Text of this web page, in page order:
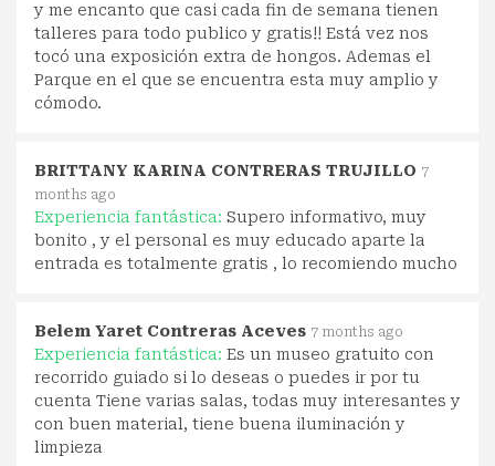
y me encanto que casi cada fin de semana tienen
talleres para todo publico y gratis!! Está vez nos
tocó una exposición extra de hongos. Ademas el
Parque en el que se encuentra esta muy amplio y
cómodo.
BRITTANY KARINA CONTRERAS TRUJILLO 7
months ago
Experiencia fantástica: Supero informativo, muy
bonito , y el personal es muy educado aparte la
entrada es totalmente gratis , lo recomiendo mucho
Belem Yaret Contreras Aceves 7 months ago
Experiencia fantástica: Es un museo gratuito con
recorrido guiado si lo deseas o puedes ir por tu
cuenta Tiene varias salas, todas muy interesantes y
con buen material, tiene buena iluminación y
limpieza